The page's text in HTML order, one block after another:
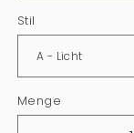
Stil
Menge